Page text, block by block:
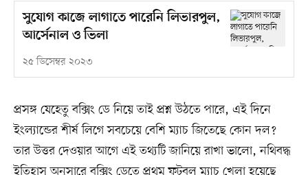
সুযোগ কাজে লাগাতে পারেনি লিভারপুল,
আর্সেনাল ও ভিলা
২৫ ডিসেম্বর ২০২৩
প্রসঙ্গ যেহেতু বক্সিং ডে নিয়ে তাই প্রশ্ন উঠতে পারে, এই দিনে
ইংল্যান্ডের শীর্ষ লিগে সবচেয়ে বেশি ম্যাচ জিতেছে কোন দল?
তার উত্তর দেওয়ার আগে এই তথ্যটি জানিয়ে রাখা ভালো, নথিবদ্ধ